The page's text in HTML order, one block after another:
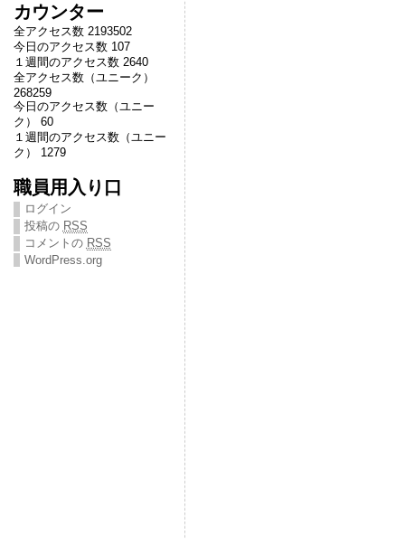
カウンター
全アクセス数 2193502
今日のアクセス数 107
１週間のアクセス数 2640
全アクセス数（ユニーク）
268259
今日のアクセス数（ユニー
ク） 60
１週間のアクセス数（ユニー
ク） 1279
職員用入り口
ログイン
投稿の RSS
コメントの RSS
WordPress.org